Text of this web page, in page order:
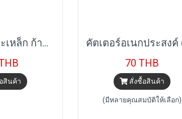
ดอกสว่านเจาะเหล็ก ก้านหกเหลี่ยม (ขนาด 1.5mm-6.5mm) STANNOX
สินค้า
70 THB
สั่งซื้อสินค้า
(มีหลายคุณสมบัติให้เลือก)